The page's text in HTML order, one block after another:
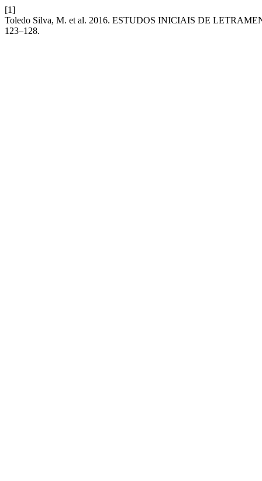
[1]
Toledo Silva, M. et al. 2016. ESTUDOS INICIAIS DE
123–128.